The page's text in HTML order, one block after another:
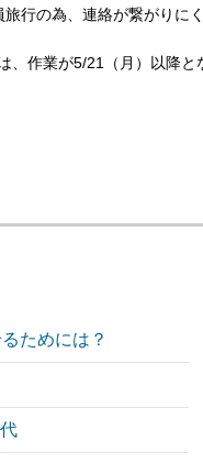
行の為、連絡が繋がりに
、作業が5/21（月）以降
ためには？